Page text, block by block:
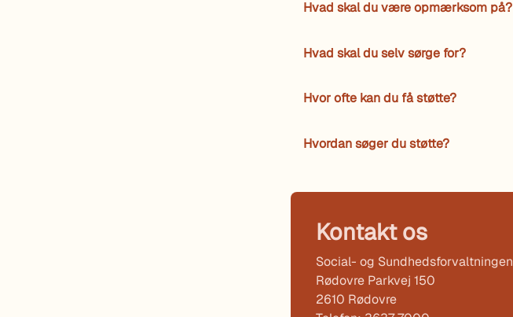
Hvad skal du være opmærksom på?
Hvad skal du selv sørge for?
Hvor ofte kan du få støtte?
Hvordan søger du støtte?
Kontakt os
Social- og Sundhedsforvaltningen
Rødovre Parkvej 150
2610 Rødovre